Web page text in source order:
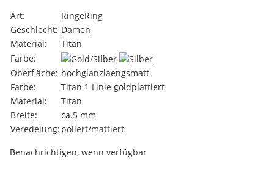
Art:
RingeRing
Geschlecht: Damen
Material:
Titan
Farbe:
Oberfläche: hochglanzlaengsmatt
Farbe:
Titan 1 Linie goldplattiert
Material:
Titan
Breite:
ca.5 mm
Veredelung: poliert/mattiert
Benachrichtigen, wenn verfügbar